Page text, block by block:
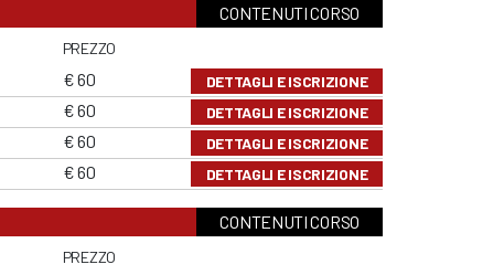
CONTENUTI CORSO
PREZZO
€ 60 DETTAGLI E ISCRIZIONE
€ 60 DETTAGLI E ISCRIZIONE
€ 60 DETTAGLI E ISCRIZIONE
€ 60 DETTAGLI E ISCRIZIONE
CONTENUTI CORSO
PREZZO